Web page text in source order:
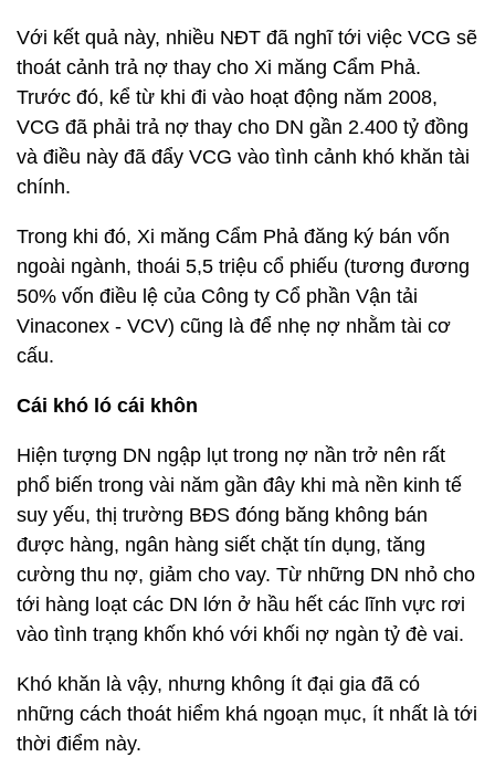
Với kết quả này, nhiều NĐT đã nghĩ tới việc VCG sẽ
thoát cảnh trả nợ thay cho Xi măng Cẩm Phả.
Trước đó, kể từ khi đi vào hoạt động năm 2008,
VCG đã phải trả nợ thay cho DN gần 2.400 tỷ đồng
và điều này đã đẩy VCG vào tình cảnh khó khăn tài
chính.
Trong khi đó, Xi măng Cẩm Phả đăng ký bán vốn
ngoài ngành, thoái 5,5 triệu cổ phiếu (tương đương
50% vốn điều lệ của Công ty Cổ phần Vận tải
Vinaconex - VCV) cũng là để nhẹ nợ nhằm tài cơ
cấu.
Cái khó ló cái khôn
Hiện tượng DN ngập lụt trong nợ nần trở nên rất
phổ biến trong vài năm gần đây khi mà nền kinh tế
suy yếu, thị trường BĐS đóng băng không bán
được hàng, ngân hàng siết chặt tín dụng, tăng
cường thu nợ, giảm cho vay. Từ những DN nhỏ cho
tới hàng loạt các DN lớn ở hầu hết các lĩnh vực rơi
vào tình trạng khốn khó với khối nợ ngàn tỷ đè vai.
Khó khăn là vậy, nhưng không ít đại gia đã có
những cách thoát hiểm khá ngoạn mục, ít nhất là tới
thời điểm này.